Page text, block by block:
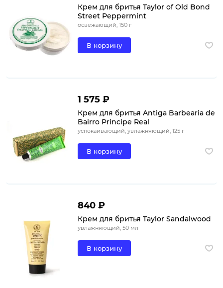
Крем для бритья Taylor of Old Bond
Street Peppermint
освежающий, 150 г
В корзину
1 575 ₽
Крем для бритья Antiga Barbearia de
Bairro Principe Real
успокаивающий, увлажняющий, 125 г
В корзину
840 ₽
Крем для бритья Taylor Sandalwood
увлажняющий, 50 мл
В корзину